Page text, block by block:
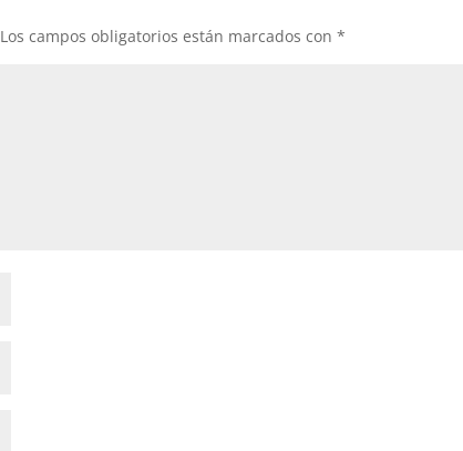
Los campos obligatorios están marcados con*